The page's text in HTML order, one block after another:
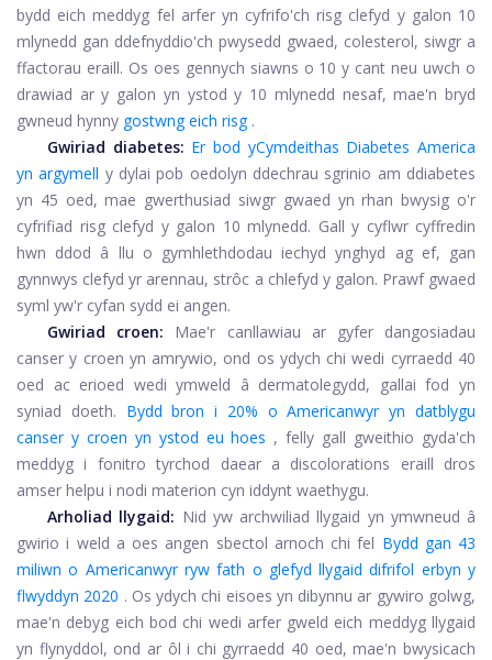
bydd eich meddyg fel arfer yn cyfrifo'ch risg clefyd y galon 10
mlynedd gan ddefnyddio'ch pwysedd gwaed, colesterol, siwgr a
ffactorau eraill. Os oes gennych siawns o 10 y cant neu uwch o
drawiad ar y galon yn ystod y 10 mlynedd nesaf, mae'n bryd
gwneud hynny gostwng eich risg .
Gwiriad diabetes: Er bod yCymdeithas Diabetes America
yn argymell y dylai pob oedolyn ddechrau sgrinio am ddiabetes
yn 45 oed, mae gwerthusiad siwgr gwaed yn rhan bwysig o'r
cyfrifiad risg clefyd y galon 10 mlynedd. Gall y cyflwr cyffredin
hwn ddod â llu o gymhlethdodau iechyd ynghyd ag ef, gan
gynnwys clefyd yr arennau, strôc a chlefyd y galon. Prawf gwaed
syml yw'r cyfan sydd ei angen.
Gwiriad croen:
Mae'r canllawiau ar gyfer dangosiadau
canser y croen yn amrywio, ond os ydych chi wedi cyrraedd 40
oed ac erioed wedi ymweld â dermatolegydd, gallai fod yn
syniad doeth. Bydd bron i 20% o Americanwyr yn datblygu
canser y croen yn ystod eu hoes , felly gall gweithio gyda'ch
meddyg i fonitro tyrchod daear a discolorations eraill dros
amser helpu i nodi materion cyn iddynt waethygu.
Arholiad llygaid: Nid yw archwiliad llygaid yn ymwneud â
gwirio i weld a oes angen sbectol arnoch chi fel Bydd gan 43
miliwn o Americanwyr ryw fath o glefyd llygaid difrifol erbyn y
flwyddyn 2020 . Os ydych chi eisoes yn dibynnu ar gywiro golwg,
mae'n debyg eich bod chi wedi arfer gweld eich meddyg llygaid
yn flynyddol, ond ar ôl i chi gyrraedd 40 oed, mae'n bwysicach